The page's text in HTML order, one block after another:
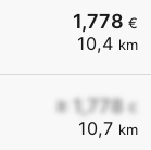
1,778 €
10,4 km
≥ 1,778 €
10,7 km